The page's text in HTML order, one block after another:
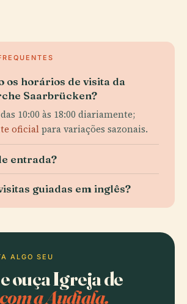
os horários de visita da
Saarbrücken?
10:00 às 18:00 diariamente;
oficialpara variações sazonais.
entrada?
guiadas em inglês?
ALGO SEU
ouça Igreja de
com a Audiala.